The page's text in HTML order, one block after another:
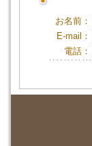
お名前：
E-mail：
電話：